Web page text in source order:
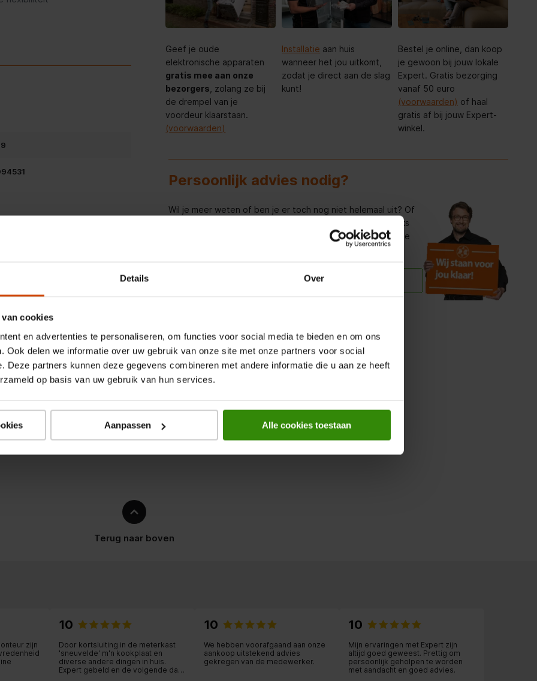
Details Over
cookies
en advertenties te personaliseren, om functies voor social media te bieden en om ons
Ook delen we informatie over uw gebruik van onze site met onze partners voor social
Deze partners kunnen deze gegevens combineren met andere informatie die u aan ze heeft
op basis van uw gebruik van hun services.
Aanpassen Alle cookies toestaan
is afneembaar,
kan worden
D, biedt de Liebherr
waar stilte gewenst is.
groentelade, waarmee je
zorgt de heldere LED-
akoestisch deuralarm dat
ijsvorming?
Geef je oude
elektronische apparaten
gratis mee aan onze
bezorgers , zolang ze bij
de drempel van je
voordeur klaarstaan.
(voorwaarden)
Installatie aan huis
wanneer het jou uitkomt,
zodat je direct aan de slag
kunt!
Bestel je online, dan koop
je gewoon bij jouw lokale
Expert. Gratis bezorging
vanaf 50 euro
(voorwaarden) of haal
gratis af bij jouw Expert-
winkel.
Persoonlijk advies nodig?
Wil je meer weten of ben je er toch nog niet helemaal uit? Of
heb je nog een andere vraag? Stel jouw vraag rechtstreeks
aan een van onze winkels bij jou in de buurt. Zij helpen je de
Stel een vraag over dit product
Vind een winkel bij jou in de buurt
Terug naar boven
zijn
10
Door kortsluiting in de meterkast
'sneuvelde' m'n kookplaat en
diverse andere dingen in huis.
Expert gebeld en de volgende dag
10
We hebben voorafgaand aan onze
aankoop uitstekend advies
gekregen van de medewerker.
10
Mijn ervaringen met Expert zijn
altijd goed geweest. Prettig om
persoonlijk geholpen te worden
met aandacht en goed advies.